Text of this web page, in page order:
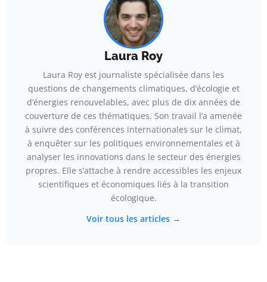
Laura Roy
Laura Roy est journaliste spécialisée dans les
questions de changements climatiques, d’écologie et
d’énergies renouvelables, avec plus de dix années de
couverture de ces thématiques. Son travail l’a amenée
à suivre des conférences internationales sur le climat,
à enquêter sur les politiques environnementales et à
analyser les innovations dans le secteur des énergies
propres. Elle s’attache à rendre accessibles les enjeux
scientifiques et économiques liés à la transition
écologique.
Voir tous les articles →